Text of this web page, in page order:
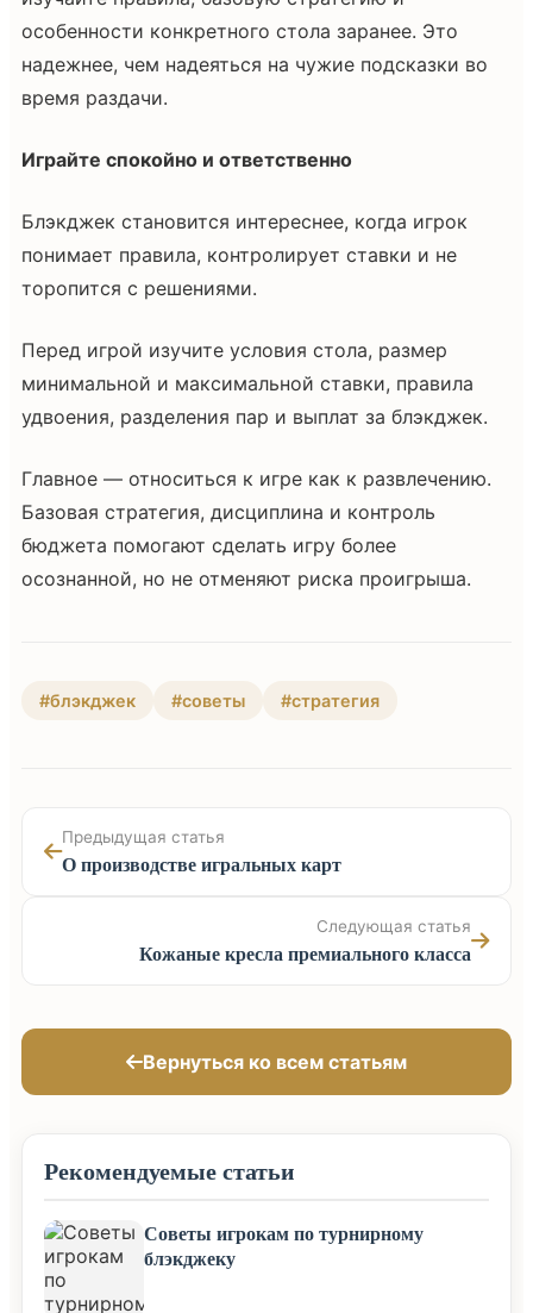
особенности конкретного стола заранее. Это
надежнее, чем надеяться на чужие подсказки во
время раздачи.
Играйте спокойно и ответственно
Блэкджек становится интереснее, когда игрок
понимает правила, контролирует ставки и не
торопится с решениями.
Перед игрой изучите условия стола, размер
минимальной и максимальной ставки, правила
удвоения, разделения пар и выплат за блэкджек.
Главное — относиться к игре как к развлечению.
Базовая стратегия, дисциплина и контроль
бюджета помогают сделать игру более
осознанной, но не отменяют риска проигрыша.
#блэкджек #советы #стратегия
Предыдущая статья
О производстве игральных карт
Следующая статья
Кожаные кресла премиального класса
Вернуться ко всем статьям
Рекомендуемые статьи
Советы игрокам по турнирному
блэкджеку